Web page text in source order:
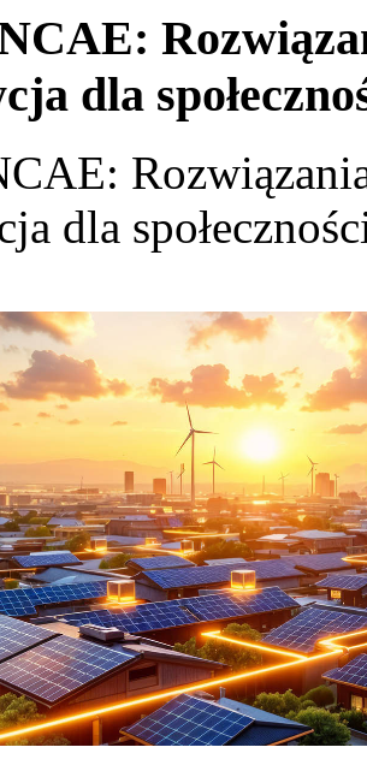
dla
dla